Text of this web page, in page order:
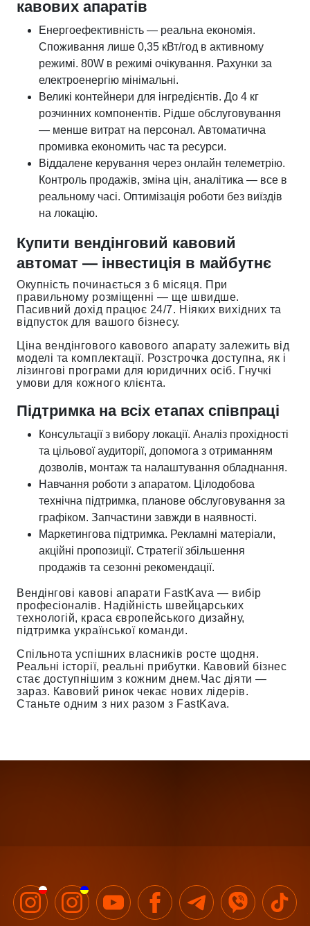
кавових апаратів
Енергоефективність — реальна економія.
Споживання лише 0,35 кВт/год в активному
режимі. 80W в режимі очікування. Рахунки за
електроенергію мінімальні.
Великі контейнери для інгредієнтів. До 4 кг
розчинних компонентів. Рідше обслуговування
— менше витрат на персонал. Автоматична
промивка економить час та ресурси.
Віддалене керування через онлайн телеметрію.
Контроль продажів, зміна цін, аналітика — все в
реальному часі. Оптимізація роботи без виїздів
на локацію.
Купити вендінговий кавовий
автомат — інвестиція в майбутнє
Окупність починається з 6 місяця. При
правильному розміщенні — ще швидше.
Пасивний дохід працює 24/7. Ніяких вихідних та
відпусток для вашого бізнесу.
Ціна вендінгового кавового апарату залежить від
моделі та комплектації. Розстрочка доступна, як і
лізингові програми для юридичних осіб. Гнучкі
умови для кожного клієнта.
Підтримка на всіх етапах співпраці
Консультації з вибору локації. Аналіз прохідності
та цільової аудиторії, допомога з отриманням
дозволів, монтаж та налаштування обладнання.
Навчання роботи з апаратом. Цілодобова
технічна підтримка, планове обслуговування за
графіком. Запчастини завжди в наявності.
Маркетингова підтримка. Рекламні матеріали,
акційні пропозиції. Стратегії збільшення
продажів та сезонні рекомендації.
Вендінгові кавові апарати FastKava — вибір
професіоналів. Надійність швейцарських
технологій, краса європейського дизайну,
підтримка української команди.
Спільнота успішних власників росте щодня.
Реальні історії, реальні прибутки. Кавовий бізнес
стає доступнішим з кожним днем.Час діяти —
зараз. Кавовий ринок чекає нових лідерів.
Станьте одним з них разом з FastKava.